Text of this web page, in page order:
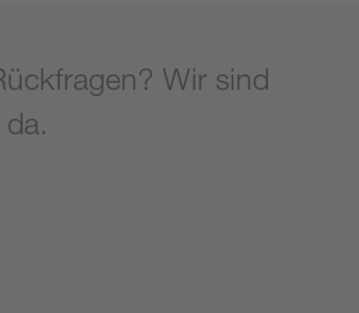
Wir sind